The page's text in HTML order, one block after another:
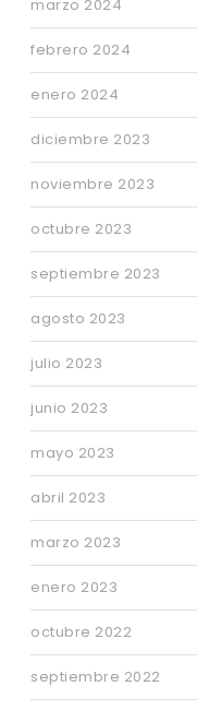
marzo 2024
febrero 2024
enero 2024
diciembre 2023
noviembre 2023
octubre 2023
septiembre 2023
agosto 2023
julio 2023
junio 2023
mayo 2023
abril 2023
marzo 2023
enero 2023
octubre 2022
septiembre 2022